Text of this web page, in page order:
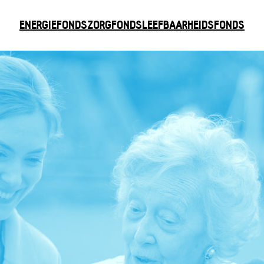
ENERGIEFONDSZORGFONDSLEEFBAARHEIDSFONDS